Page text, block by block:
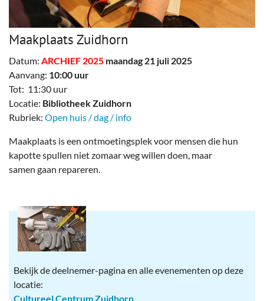
Maakplaats Zuidhorn
Datum: ARCHIEF 2025 maandag 21 juli 2025
Aanvang: 10:00 uur
Tot: 11:30 uur
Locatie: Bibliotheek Zuidhorn
Rubriek: Open huis / dag / info
Maakplaats is een ontmoetingsplek voor mensen die hun
kapotte spullen niet zomaar weg willen doen, maar
samen gaan repareren.
Bekijk de deelnemer-pagina en alle evenementen op deze
locatie:
Cultureel Centrum Zuidhorn